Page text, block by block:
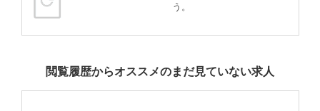
う。
閲覧履歴からオススメのまだ見ていない求人